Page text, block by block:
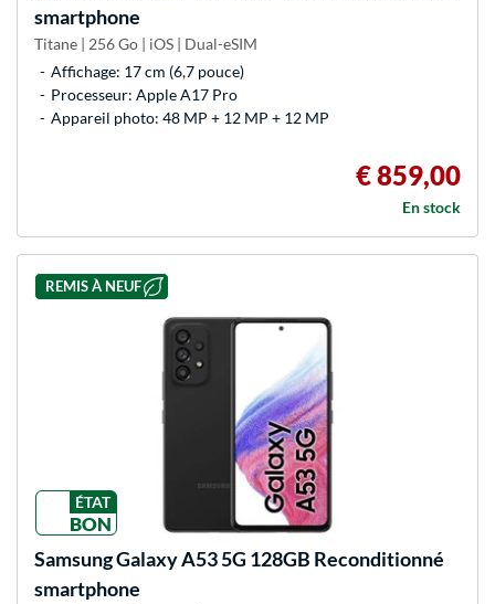
smartphone
Titane | 256 Go | iOS | Dual-eSIM
Affichage: 17 cm (6,7 pouce)
Processeur: Apple A17 Pro
Appareil photo: 48 MP + 12 MP + 12 MP
€ 859,00
En stock
REMIS À NEUF
ÉTAT
BON
SamsungGalaxy A53 5G 128GB Reconditionné
smartphone